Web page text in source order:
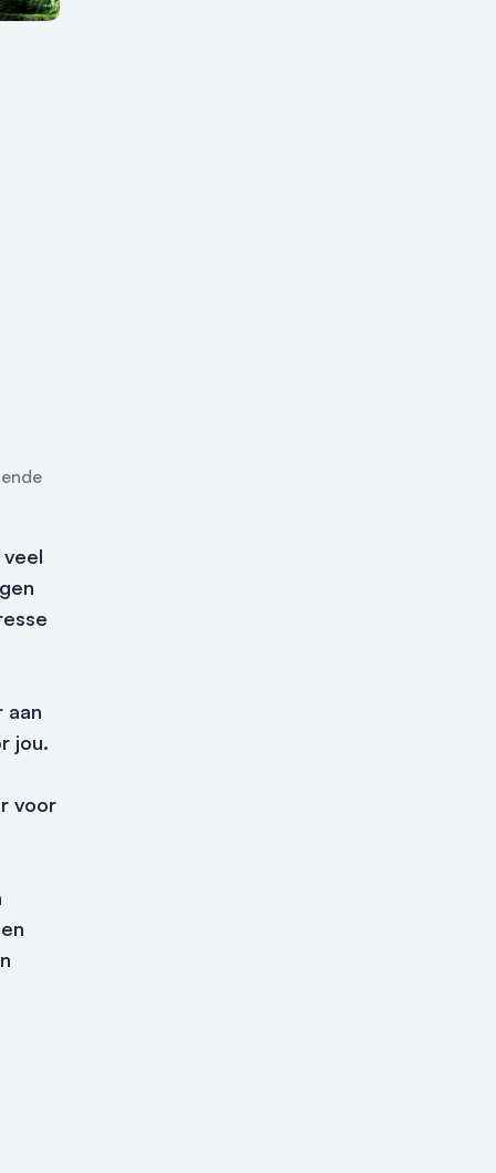
aan
jou.
voor